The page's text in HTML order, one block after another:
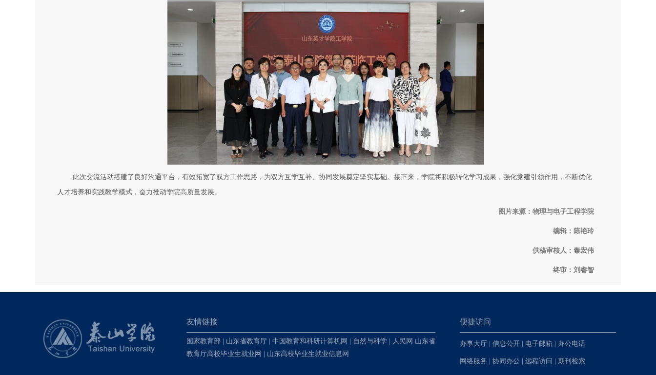
此次交流活动搭建了良好沟通平台，有效拓宽了双方工作思路，为双方互学互补、协同发展奠定坚实基础。接下来，学院将积极转化学习成果，强化党建引领作用，不断优化
人才培养和实践教学模式，奋力推动学院高质量发展。
图片来源：物理与电子工程学院
编辑：陈艳玲
供稿审核人：秦宏伟
终审：刘睿智
友情链接
国家教育部 山东省教育厅 中国教育和科研计算机网 自然与科学 人民网 山东省
教育厅高校毕业生就业网
山东高校毕业生就业信息网
便捷访问
办事大厅 信息公开 电子邮箱 办公电话
网络服务 协同办公 远程访问 期刊检索